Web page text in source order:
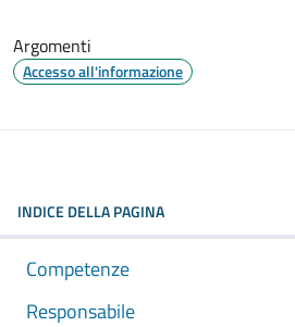
Argomenti
Accesso all'informazione
INDICE DELLA PAGINA
Competenze
Responsabile